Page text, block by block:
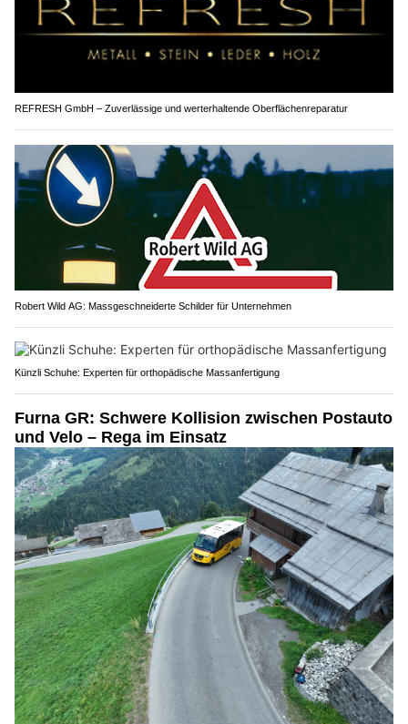
REFRESH GmbH – Zuverlässige und werterhaltende Oberflächenreparatur
Robert Wild AG: Massgeschneiderte Schilder für Unternehmen
Künzli Schuhe: Experten für orthopädische Massanfertigung
Furna GR: Schwere Kollision zwischen Postauto
und Velo – Rega im Einsatz